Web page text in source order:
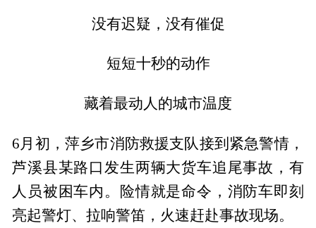
没有迟疑，没有催促
短短十秒的动作
藏着最动人的城市温度
6月初，萍乡市消防救援支队接到紧急警情，
芦溪县某路口发生两辆大货车追尾事故，有
人员被困车内。险情就是命令，消防车即刻
亮起警灯、拉响警笛，火速赶赴事故现场。